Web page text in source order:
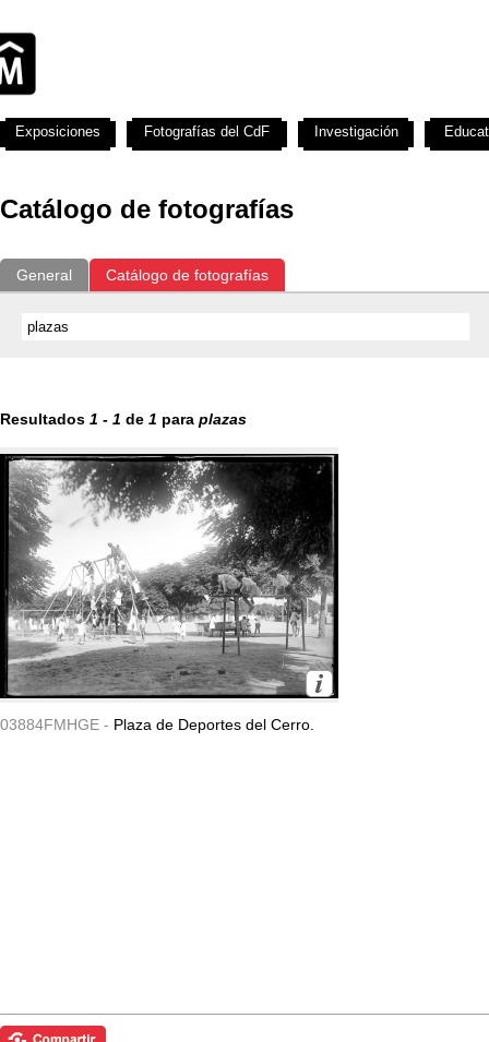
Catálogo de fotografías
General Catálogo de fotografías
Resultados 1 - 1 de 1 para plazas
03884FMHGE - Plaza de Deportes del Cerro.
Exposiciones Fotografías del CdF Investigación